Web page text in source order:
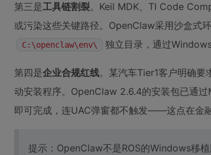
第三是工具链割裂。Keil MDK、TI Code
或污染这些关键路径。OpenClaw采用沙盒式
C:\openclaw\env\ 独立目录，通过
第四是企业合规红线。某汽车Tier1客户明确要
动安装程序。OpenClaw 2.6.4的安装包已通
即可完成，连UAC弹窗都不触发——这点在金
提示：OpenClaw不是ROS的Windows移